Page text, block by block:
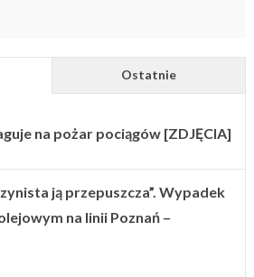
Ostatnie
na pożar pociągów [ZDJĘCIA]
ją przepuszcza”. Wypadek
na linii Poznań –